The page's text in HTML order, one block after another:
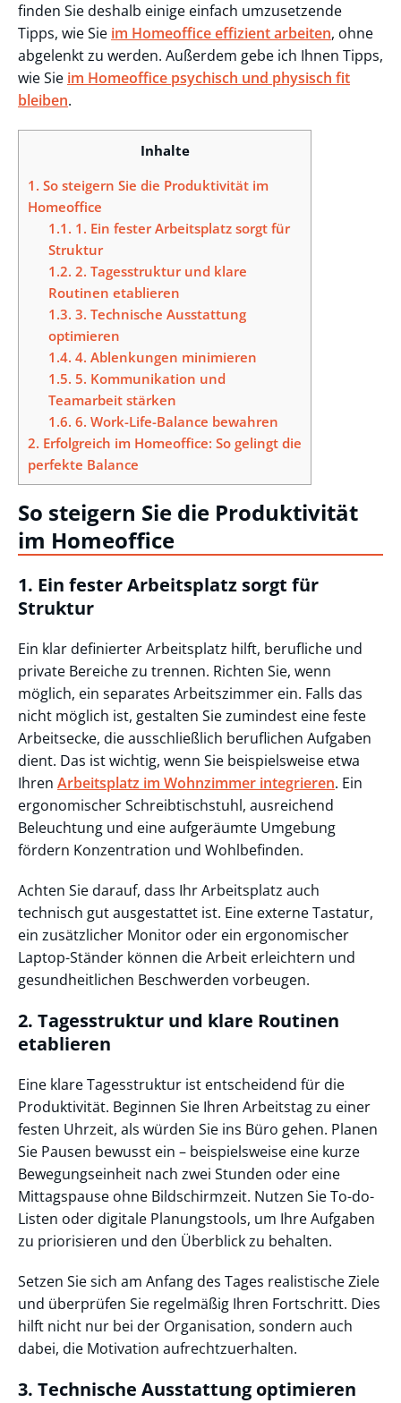
finden Sie deshalb einige einfach umzusetzende
Tipps, wie Sie im Homeoffice effizient arbeiten, ohne
abgelenkt zu werden. Außerdem gebe ich Ihnen Tipps,
wie Sie im Homeoffice psychisch und physisch fit
bleiben.
Inhalte
1. So steigern Sie die Produktivität im
Homeoffice
1.1. 1. Ein fester Arbeitsplatz sorgt für
Struktur
1.2. 2. Tagesstruktur und klare
Routinen etablieren
1.3. 3. Technische Ausstattung
optimieren
1.4. 4. Ablenkungen minimieren
1.5. 5. Kommunikation und
Teamarbeit stärken
1.6. 6. Work-Life-Balance bewahren
2. Erfolgreich im Homeoffice: So gelingt die
perfekte Balance
So steigern Sie die Produktivität
im Homeoffice
1. Ein fester Arbeitsplatz sorgt für
Struktur
Ein klar definierter Arbeitsplatz hilft, berufliche und
private Bereiche zu trennen. Richten Sie, wenn
möglich, ein separates Arbeitszimmer ein. Falls das
nicht möglich ist, gestalten Sie zumindest eine feste
Arbeitsecke, die ausschließlich beruflichen Aufgaben
dient. Das ist wichtig, wenn Sie beispielsweise etwa
Ihren Arbeitsplatz im Wohnzimmer integrieren. Ein
ergonomischer Schreibtischstuhl, ausreichend
Beleuchtung und eine aufgeräumte Umgebung
fördern Konzentration und Wohlbefinden.
Achten Sie darauf, dass Ihr Arbeitsplatz auch
technisch gut ausgestattet ist. Eine externe Tastatur,
ein zusätzlicher Monitor oder ein ergonomischer
Laptop-Ständer können die Arbeit erleichtern und
gesundheitlichen Beschwerden vorbeugen.
2. Tagesstruktur und klare Routinen
etablieren
Eine klare Tagesstruktur ist entscheidend für die
Produktivität. Beginnen Sie Ihren Arbeitstag zu einer
festen Uhrzeit, als würden Sie ins Büro gehen. Planen
Sie Pausen bewusst ein – beispielsweise eine kurze
Bewegungseinheit nach zwei Stunden oder eine
Mittagspause ohne Bildschirmzeit. Nutzen Sie To-do-
Listen oder digitale Planungstools, um Ihre Aufgaben
zu priorisieren und den Überblick zu behalten.
Setzen Sie sich am Anfang des Tages realistische Ziele
und überprüfen Sie regelmäßig Ihren Fortschritt. Dies
hilft nicht nur bei der Organisation, sondern auch
dabei, die Motivation aufrechtzuerhalten.
3. Technische Ausstattung optimieren